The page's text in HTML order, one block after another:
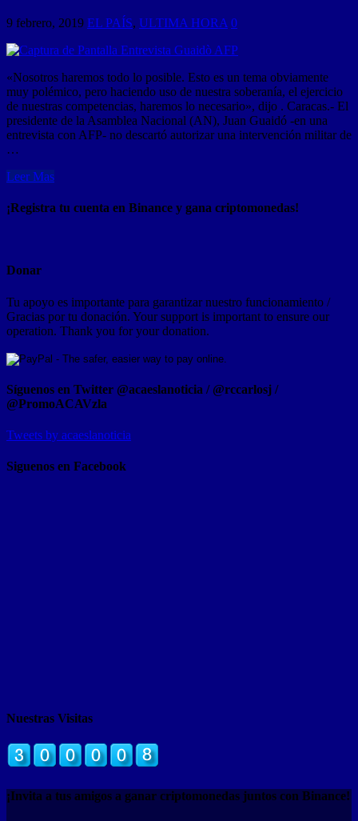
9 febrero, 2019 EL PAÍS, ULTIMA HORA 0
«Nosotros haremos todo lo posible. Esto es un tema obviamente
muy polémico, pero haciendo uso de nuestra soberanía, el ejercicio
de nuestras competencias, haremos lo necesario», dijo . Caracas.- El
presidente de la Asamblea Nacional (AN), Juan Guaidó -en una
entrevista con AFP- no descartó autorizar una intervención militar de
…
Leer Mas
¡Registra tu cuenta en Binance y gana criptomonedas!
Donar
Tu apoyo es importante para garantizar nuestro funcionamiento /
Gracias por tu donación. Your support is important to ensure our
operation. Thank you for your donation.
Síguenos en Twitter @acaeslanoticia / @rccarlosj /
@PromoACAVzla
Tweets by acaeslanoticia
Siguenos en Facebook
Nuestras Visitas
¡Invita a tus amigos a ganar criptomonedas juntos con Binance!